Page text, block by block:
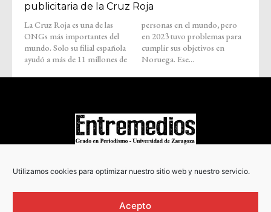
Utilizamos cookies para optimizar nuestro sitio web y nuestro servicio.
Acepto
publicitaria de la Cruz Roja
La Cruz Roja es una de las
ONGs más importantes del
mundo. Solo su filial española
ayudó a más de 11 millones de
personas en el mundo, pero
en 2023 tuvo problemas para
cumplir sus objetivos en
Noruega. Ese...